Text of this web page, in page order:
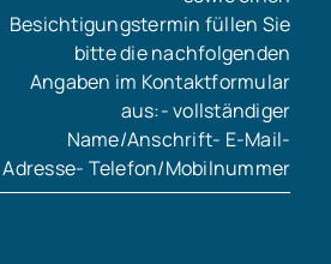
Besichtigungstermin füllen Sie
bitte die nachfolgenden
Angaben im Kontaktformular
aus:- vollständiger
Name/Anschrift- E-Mail-
Adresse- Telefon/Mobilnummer